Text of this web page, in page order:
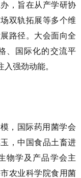
，旨在从产学研协
双轨拓展等多个维
路径。大会面向全
、国际化的交流平
强劲动能。
，国际药用菌学会
，中国食品土畜进
物学及产品学会主
农业科学院食用菌